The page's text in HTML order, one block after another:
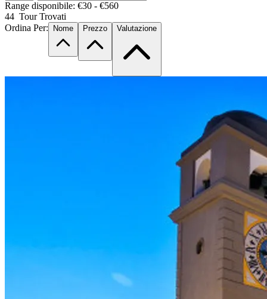
Range disponibile: €30 - €560
44 Tour Trovati
Ordina Per:
Nome Prezzo Valutazione